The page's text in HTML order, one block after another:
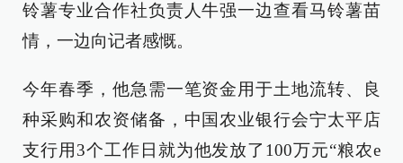
铃薯专业合作社负责人牛强一边查看马铃薯苗
情，一边向记者感慨。
今年春季，他急需一笔资金用于土地流转、良
种采购和农资储备，中国农业银行会宁太平店
支行用3个工作日就为他发放了100万元“粮农e